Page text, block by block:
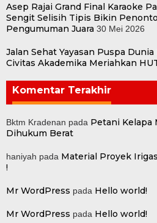
Asep Rajai Grand Final Karaoke
Sengit Selisih Tipis Bikin
Pengumuman Juara 30 Mei 2026
Jalan Sehat Yayasan Puspa
Civitas Akademika Meriahkan
Komentar Terakhir
Bktm Kradenan pada Petani Kelapa
Dihukum Berat
haniyah pada Material Proyek
!
Mr WordPress pada Hello world!
Mr WordPress pada Hello world!